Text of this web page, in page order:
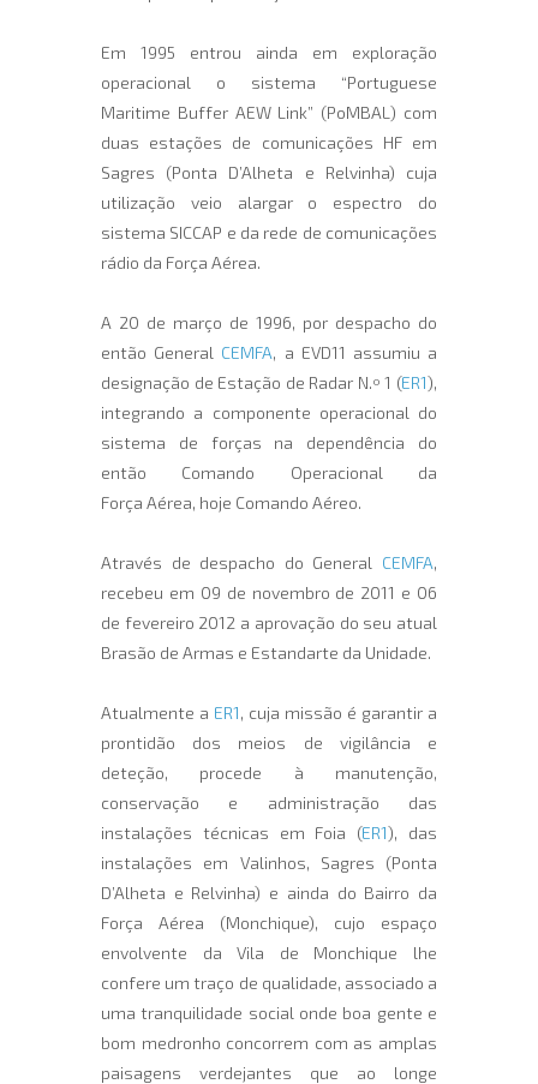
Em 1995 entrou ainda em exploração
operacional o sistema “Portuguese
Maritime Buffer AEW Link” (PoMBAL) com
duas estações de comunicações HF em
Sagres (Ponta D’Alheta e Relvinha) cuja
utilização veio alargar o espectro do
sistema SICCAP e da rede de comunicações
rádio da Força Aérea.
A 20 de março de 1996, por despacho do
então General CEMFA, a EVD11 assumiu a
designação de Estação de Radar N.º 1 (ER1),
integrando a componente operacional do
sistema de forças na dependência do
então Comando Operacional da
Força Aérea, hoje Comando Aéreo.
Através de despacho do General CEMFA,
recebeu em 09 de novembro de 2011 e 06
de fevereiro 2012 a aprovação do seu atual
Brasão de Armas e Estandarte da Unidade.
Atualmente a ER1, cuja missão é garantir a
prontidão dos meios de vigilância e
deteção, procede à manutenção,
conservação e administração das
instalações técnicas em Foia (ER1), das
instalações em Valinhos, Sagres (Ponta
D’Alheta e Relvinha) e ainda do Bairro da
Força Aérea (Monchique), cujo espaço
envolvente da Vila de Monchique lhe
confere um traço de qualidade, associado a
uma tranquilidade social onde boa gente e
bom medronho concorrem com as amplas
paisagens verdejantes que ao longe